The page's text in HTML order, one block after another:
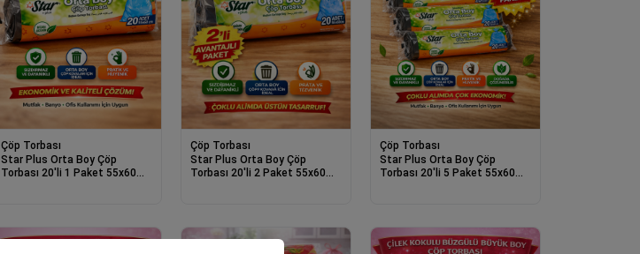
Çöp Torbası
Star Plus Orta Boy Çöp
Torbası 20'li 1 Paket 55x60
Çöp Torbası
Star Plus Orta Boy Çöp
Torbası 20'li 2 Paket 55x60
Çöp Torbası
Star Plus Orta Boy Çöp
Torbası 20'li 5 Paket 55x60